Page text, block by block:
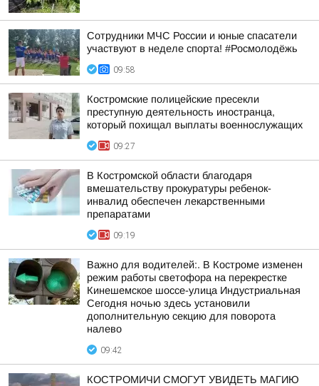
Сотрудники МЧС России и юные спасатели
участвуют в неделе спорта! #Росмолодёжь
09:58
Костромские полицейские пресекли
преступную деятельность иностранца,
который похищал выплаты военнослужащих
09:27
В Костромской области благодаря
вмешательству прокуратуры ребенок-
инвалид обеспечен лекарственными
препаратами
09:19
Важно для водителей:. В Костроме изменен
режим работы светофора на перекрестке
Кинешемское шоссе-улица Индустриальная
Сегодня ночью здесь установили
дополнительную секцию для поворота
налево
09:42
КОСТРОМИЧИ СМОГУТ УВИДЕТЬ МАГИЮ